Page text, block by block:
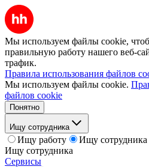
Мы используем файлы cookie,
правильную работу нашего веб-
трафик.
Правила использования файлов
Мы используем файлы cookie.
файлов cookie
Понятно
Ищу сотрудника
Ищу работу
Ищу сотрудника
Ищу сотрудника
Сервисы